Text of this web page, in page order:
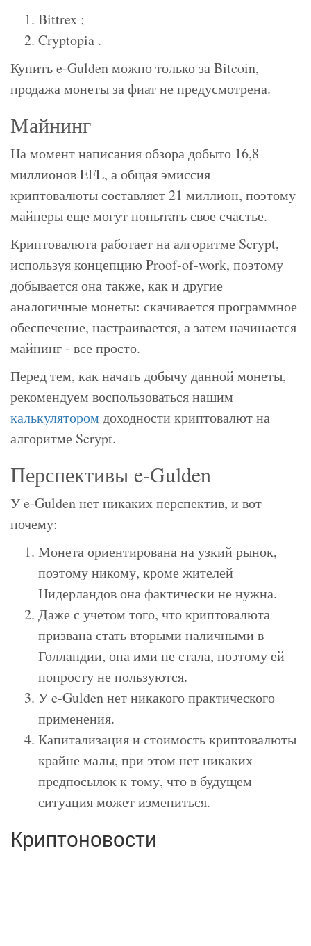
Bittrex ;
Cryptopia .
Купить e-Gulden можно только за Bitcoin,
продажа монеты за фиат не предусмотрена.
Майнинг
На момент написания обзора добыто 16,8
миллионов EFL, а общая эмиссия
криптовалюты составляет 21 миллион, поэтому
майнеры еще могут попытать свое счастье.
Криптовалюта работает на алгоритме Scrypt,
используя концепцию Proof-of-work, поэтому
добывается она также, как и другие
аналогичные монеты: скачивается программное
обеспечение, настраивается, а затем начинается
майнинг - все просто.
Перед тем, как начать добычу данной монеты,
рекомендуем воспользоваться нашим
калькулятором доходности криптовалют на
алгоритме Scrypt.
Перспективы e-Gulden
У e-Gulden нет никаких перспектив, и вот
почему:
Монета ориентирована на узкий рынок,
поэтому никому, кроме жителей
Нидерландов она фактически не нужна.
Даже с учетом того, что криптовалюта
призвана стать вторыми наличными в
Голландии, она ими не стала, поэтому ей
попросту не пользуются.
У e-Gulden нет никакого практического
применения.
Капитализация и стоимость криптовалюты
крайне малы, при этом нет никаких
предпосылок к тому, что в будущем
ситуация может измениться.
Криптоновости